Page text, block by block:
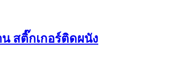
สติ๊กเกอร์ติดผนัง